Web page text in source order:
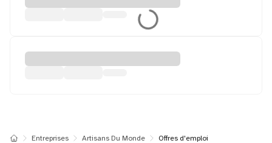
Entreprises Artisans Du Monde Offres d'emploi